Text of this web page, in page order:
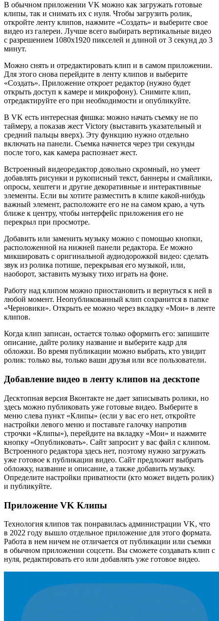
В обычном приложении VK можно как загружать готовые
клипы, так и снимать их с нуля. Чтобы загрузить ролик,
откройте ленту клипов, нажмите «Создать» и выберите свое
видео из галереи. Лучше всего выбирать вертикальные видео
с разрешением 1080х1920 пикселей и длиной от 3 секунд до 3
минут.
Можно снять и отредактировать клип и в самом приложении.
Для этого снова перейдите в ленту клипов и выберите
«Создать». Приложение откроет редактор (нужно будет
открыть доступ к камере и микрофону). Снимите клип,
отредактируйте его при необходимости и опубликуйте.
В VK есть интересная фишка: можно начать съемку не по
таймеру, а показав жест Victory (выставить указательный и
средний пальцы вверх). Эту функцию нужно отдельно
включать на панели. Съемка начнется через три секунды
после того, как камера распознает жест.
Встроенный видеоредактор довольно скромный, но умеет
добавлять рисунки и рукописный текст, баннеры и смайлики,
опросы, хештеги и другие декоративные и интерактивные
элементы. Если вы хотите разместить в клипе какой-нибудь
важный элемент, расположите его не на самом краю, а чуть
ближе к центру, чтобы интерфейс приложения его не
перекрыл при просмотре.
Добавить или заменить музыку можно с помощью кнопки,
расположенной на нижней панели редактора. Ее можно
микшировать с оригинальной аудиодорожкой видео: сделать
звук из ролика потише, перекрывая его музыкой, или,
наоборот, заставить музыку тихо играть на фоне.
Работу над клипом можно приостановить и вернуться к ней в
любой момент. Неопубликованный клип сохранится в папке
«Черновики». Открыть ее можно через вкладку «Мои» в ленте
клипов.
Когда клип записан, остается только оформить его: запишите
описание, дайте ролику название и выберите кадр для
обложки. Во время публикации можно выбрать, кто увидит
ролик: только вы, только ваши друзья или все пользователи.
Добавление видео в ленту клипов на десктопе
Десктопная версия Вконтакте не дает записывать ролики, но
здесь можно публиковать уже готовые видео. Выберите в
меню слева пункт «Клипы» (если у вас его нет, откройте
настройки левого меню и поставьте галочку напротив
строчки «Клипы»), перейдите на вкладку «Мои» и нажмите
кнопку «Опубликовать». Сайт запросит у вас файл с клипом.
Встроенного редактора здесь нет, поэтому нужно загружать
уже готовое к публикации видео. Сайт предложит выбрать
обложку, название и описание, а также добавить музыку.
Определите настройки приватности (кто может видеть ролик)
и публикуйте.
Приложение VK Клипы
Технология клипов так понравилась администрации VK, что
в 2022 году вышло отдельное приложение для этого формата.
Работа в нем ничем не отличается от публикации или съемки
в обычном приложении соцсети. Вы сможете создавать клип с
нуля, редактировать его или добавлять уже готовое видео.